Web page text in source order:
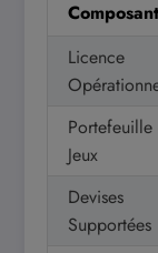
Composant
Licence
Jeux
Devises
Supportées